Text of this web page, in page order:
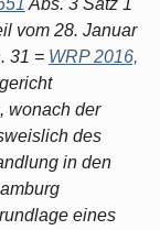
Abs. 3 Satz 1
vom 28. Januar
31 = WRP 2016,
wonach der
des
in den
eines